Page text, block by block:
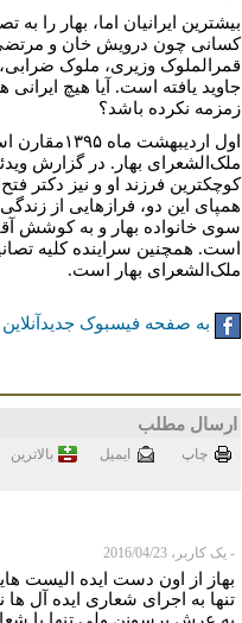
بیشترین ایرانیان اما، بهار را
کسانی چون درویش خان و
قمرالملوک وزیری، ملوک
جاوید یافته است. آیا هیچ
زمزمه نکرده باشد؟
اول
ملک‌الشعرای بهار. در گزارش
کوچکترین فرزند او و نیز دکتر
همپای این دو، فرازهایی از
سوی خانواده بهار و به کوشش
است. همچنین سراینده کلیه
ملک‌الشعرای بهار است.
به صفحه فیسبوک جدیدآنلاین
ارسال مطلب
چاپ ايميل بالاترین
- یک کاربر، 2016/04/23
بهاز از اون دست ایده الیست
تنها به اجرای شعاری ایده آل
به عرش برسونن ولی تنها با